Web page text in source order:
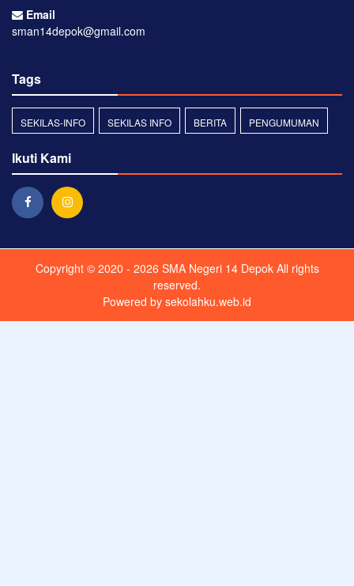
Email
sman14depok@gmail.com
Tags
SEKILAS-INFO SEKILAS INFO BERITA PENGUMUMAN
Ikuti Kami
Copyright © 2020 - 2026 SMA Negeri 14 DepokAll rights
reserved.
Powered by sekolahku.web.id